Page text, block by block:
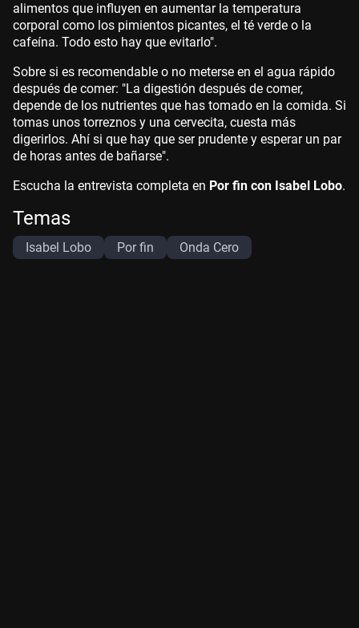
alimentos que influyen en aumentar la temperatura
corporal como los pimientos picantes, el té verde o la
cafeína. Todo esto hay que evitarlo".
Sobre si es recomendable o no meterse en el agua rápido
después de comer: "La digestión después de comer,
depende de los nutrientes que has tomado en la comida. Si
tomas unos torreznos y una cervecita, cuesta más
digerirlos. Ahí si que hay que ser prudente y esperar un par
de horas antes de bañarse".
Escucha la entrevista completa en Por fin con Isabel Lobo.
Temas
Isabel Lobo Por fin Onda Cero